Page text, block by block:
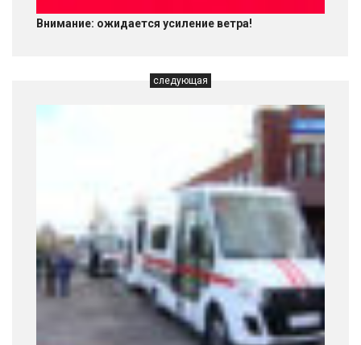
Внимание: ожидается усиление ветра!
следующая